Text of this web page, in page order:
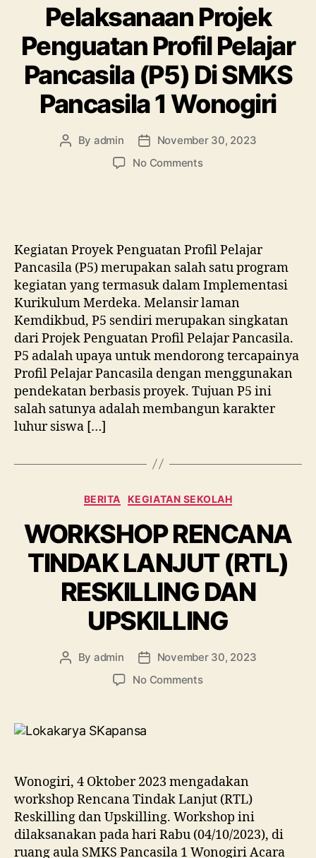
Pelaksanaan Projek
Penguatan Profil Pelajar
Pancasila (P5) Di SMKS
Pancasila 1 Wonogiri
By admin
November 30, 2023
No Comments
Kegiatan Proyek Penguatan Profil Pelajar
Pancasila (P5) merupakan salah satu program
kegiatan yang termasuk dalam Implementasi
Kurikulum Merdeka. Melansir laman
Kemdikbud, P5 sendiri merupakan singkatan
dari Projek Penguatan Profil Pelajar Pancasila.
P5 adalah upaya untuk mendorong tercapainya
Profil Pelajar Pancasila dengan menggunakan
pendekatan berbasis proyek. Tujuan P5 ini
salah satunya adalah membangun karakter
luhur siswa […]
BERITA KEGIATAN SEKOLAH
WORKSHOP RENCANA
TINDAK LANJUT (RTL)
RESKILLING DAN
UPSKILLING
By admin
November 30, 2023
No Comments
Wonogiri, 4 Oktober 2023 mengadakan
workshop Rencana Tindak Lanjut (RTL)
Reskilling dan Upskilling. Workshop ini
dilaksanakan pada hari Rabu (04/10/2023), di
ruang aula SMKS Pancasila 1 Wonogiri Acara